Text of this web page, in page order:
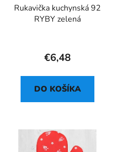
Rukavička kuchynská 92
RYBY zelená
€6,48
DO KOŠÍKA